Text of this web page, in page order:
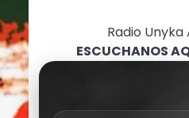
Radio
ESCUCHANOS